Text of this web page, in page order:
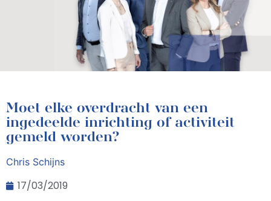
Moet elke overdracht van een
ingedeelde inrichting of activiteit
gemeld worden?
Chris Schijns
17/03/2019